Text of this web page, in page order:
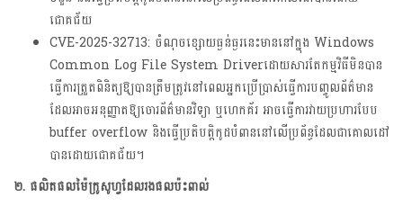
ជោគជ័យ
CVE-2025-32713: ចំណុចខ្សោយធ្ងន់ធ្ងរនេះមាននៅក្នុង Windows
Common Log File System Driverដោយសារតែកម្មវិធីមិនបាន
ធ្វើការត្រួតពិនិត្យឱ្យបានត្រឹមត្រូវនៅពេលអ្នកប្រើប្រាស់ធ្វើការបញ្ចូលព័ត៌មាន
ដែលអាចអនុញ្ញាតឱ្យចោរព័ត៌មានវិទ្យា ឬហេកគ័រ អាចធ្វើការវាយប្រហារបែប
buffer overflow និងធ្វើប្រតិបត្តិកូដបំពាននៅលើប្រព័ន្ធដែលជាគោលដៅ
បានដោយជោគជ័យ។
២. ផលិតផលម៉ៃក្រូសូហ្វដែលរងផលប៉ះពាល់